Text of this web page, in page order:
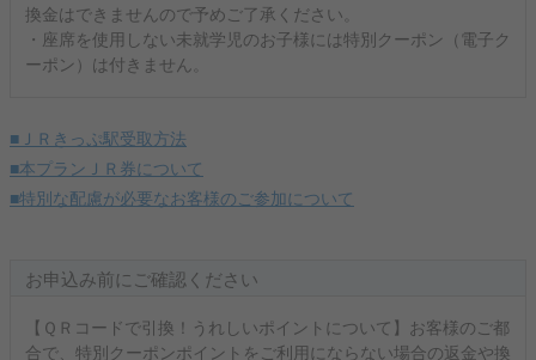
換金はできませんので予めご了承ください。
・座席を使用しない未就学児のお子様には特別クーポン（電子ク
ーポン）は付きません。
■ＪＲきっぷ駅受取方法
■本プランＪＲ券について
■特別な配慮が必要なお客様のご参加について
お申込み前にご確認ください
【ＱＲコードで引換！うれしいポイントについて】お客様のご都
合で、特別クーポンポイントをご利用にならない場合の返金や換